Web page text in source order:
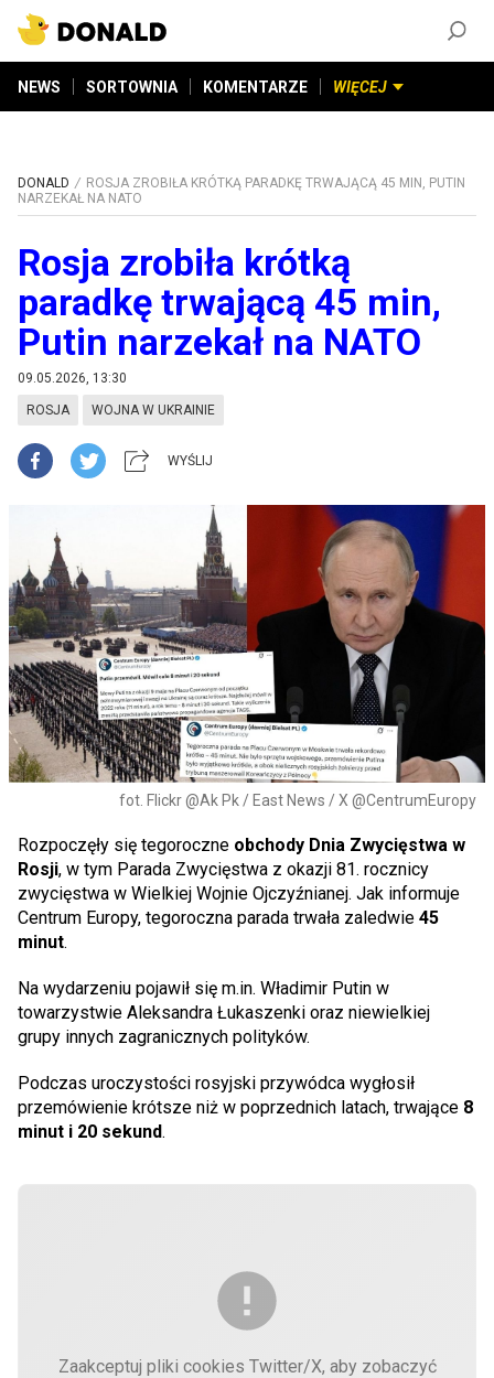
NEWS SORTOWNIA KOMENTARZE WIĘCEJ
DONALD
ROSJA ZROBIŁA KRÓTKĄ PARADKĘ TRWAJĄCĄ 45 MIN, PUTIN
NARZEKAŁ NA NATO
Rosja zrobiła krótką
paradkę trwającą 45 min,
Putin narzekał na NATO
09.05.2026, 13:30
ROSJA WOJNA W UKRAINIE
WYŚLIJ
fot. Flickr @Ak Pk / East News / X @CentrumEuropy
Rozpoczęły się tegoroczne obchody Dnia Zwycięstwa w
Rosji, w tym Parada Zwycięstwa z okazji 81. rocznicy
zwycięstwa w Wielkiej Wojnie Ojczyźnianej. Jak informuje
Centrum Europy, tegoroczna parada trwała zaledwie 45
minut.
Na wydarzeniu pojawił się m.in. Władimir Putin w
towarzystwie Aleksandra Łukaszenki oraz niewielkiej
grupy innych zagranicznych polityków.
Podczas uroczystości rosyjski przywódca wygłosił
przemówienie krótsze niż w poprzednich latach, trwające 8
minut i 20 sekund.
Zaakceptuj pliki cookies Twitter/X, aby zobaczyć